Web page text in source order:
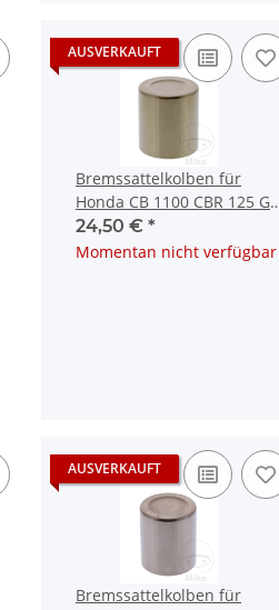
AUSVERKAUFT
Bremssattelkolben für
Honda CB 1100 CBR 125 GL
1200 1500 NT 700
24,50 € *
Momentan nicht verfügbar
AUSVERKAUFT
Bremssattelkolben für